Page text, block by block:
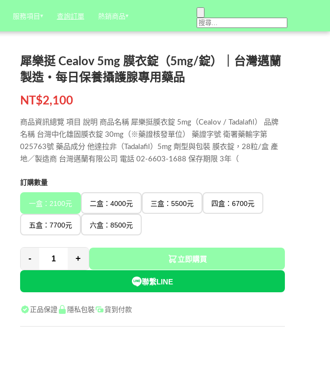
服務項目 ▾ 查詢訂單 熱銷商品▾
服務項目 ▾ 查詢訂單 熱銷商品▾
犀樂挺 Cealov 5mg 膜衣錠（5mg/錠）｜台灣邁蘭
製造・每日保養攝護腺專用藥品
NT$2,100
商品資訊總覽 項目 說明 商品名稱 犀樂挺膜衣錠 5mg（Cealov / Tadalafil） 品牌
名稱 台灣中化雄固膜衣錠 30mg（※藥證核發單位） 藥證字號 衛署藥輸字第
025763號 藥品成分 他達拉非（Tadalafil）5mg 劑型與包裝 膜衣錠，28粒/盒 產
地／製造商 台灣邁蘭有限公司 電話 02-6603-1688 保存期限 3年（
訂購數量
一盒：2100元 二盒：4000元 三盒：5500元 四盒：6700元
五盒：7700元 六盒：8500元
- + 立即購買
聯繫LINE
正品保證 隱私包裝 貨到付款